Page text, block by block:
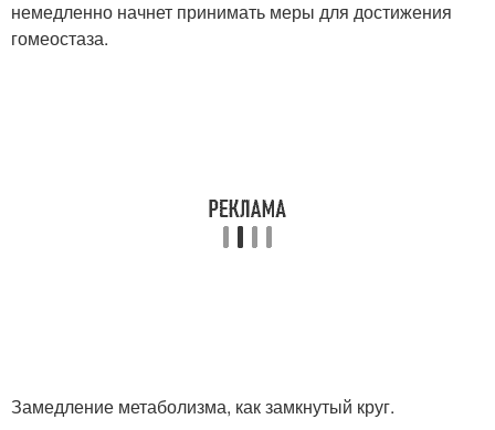
немедленно начнет принимать меры для достижения
гомеостаза.
Замедление метаболизма, как замкнутый круг.